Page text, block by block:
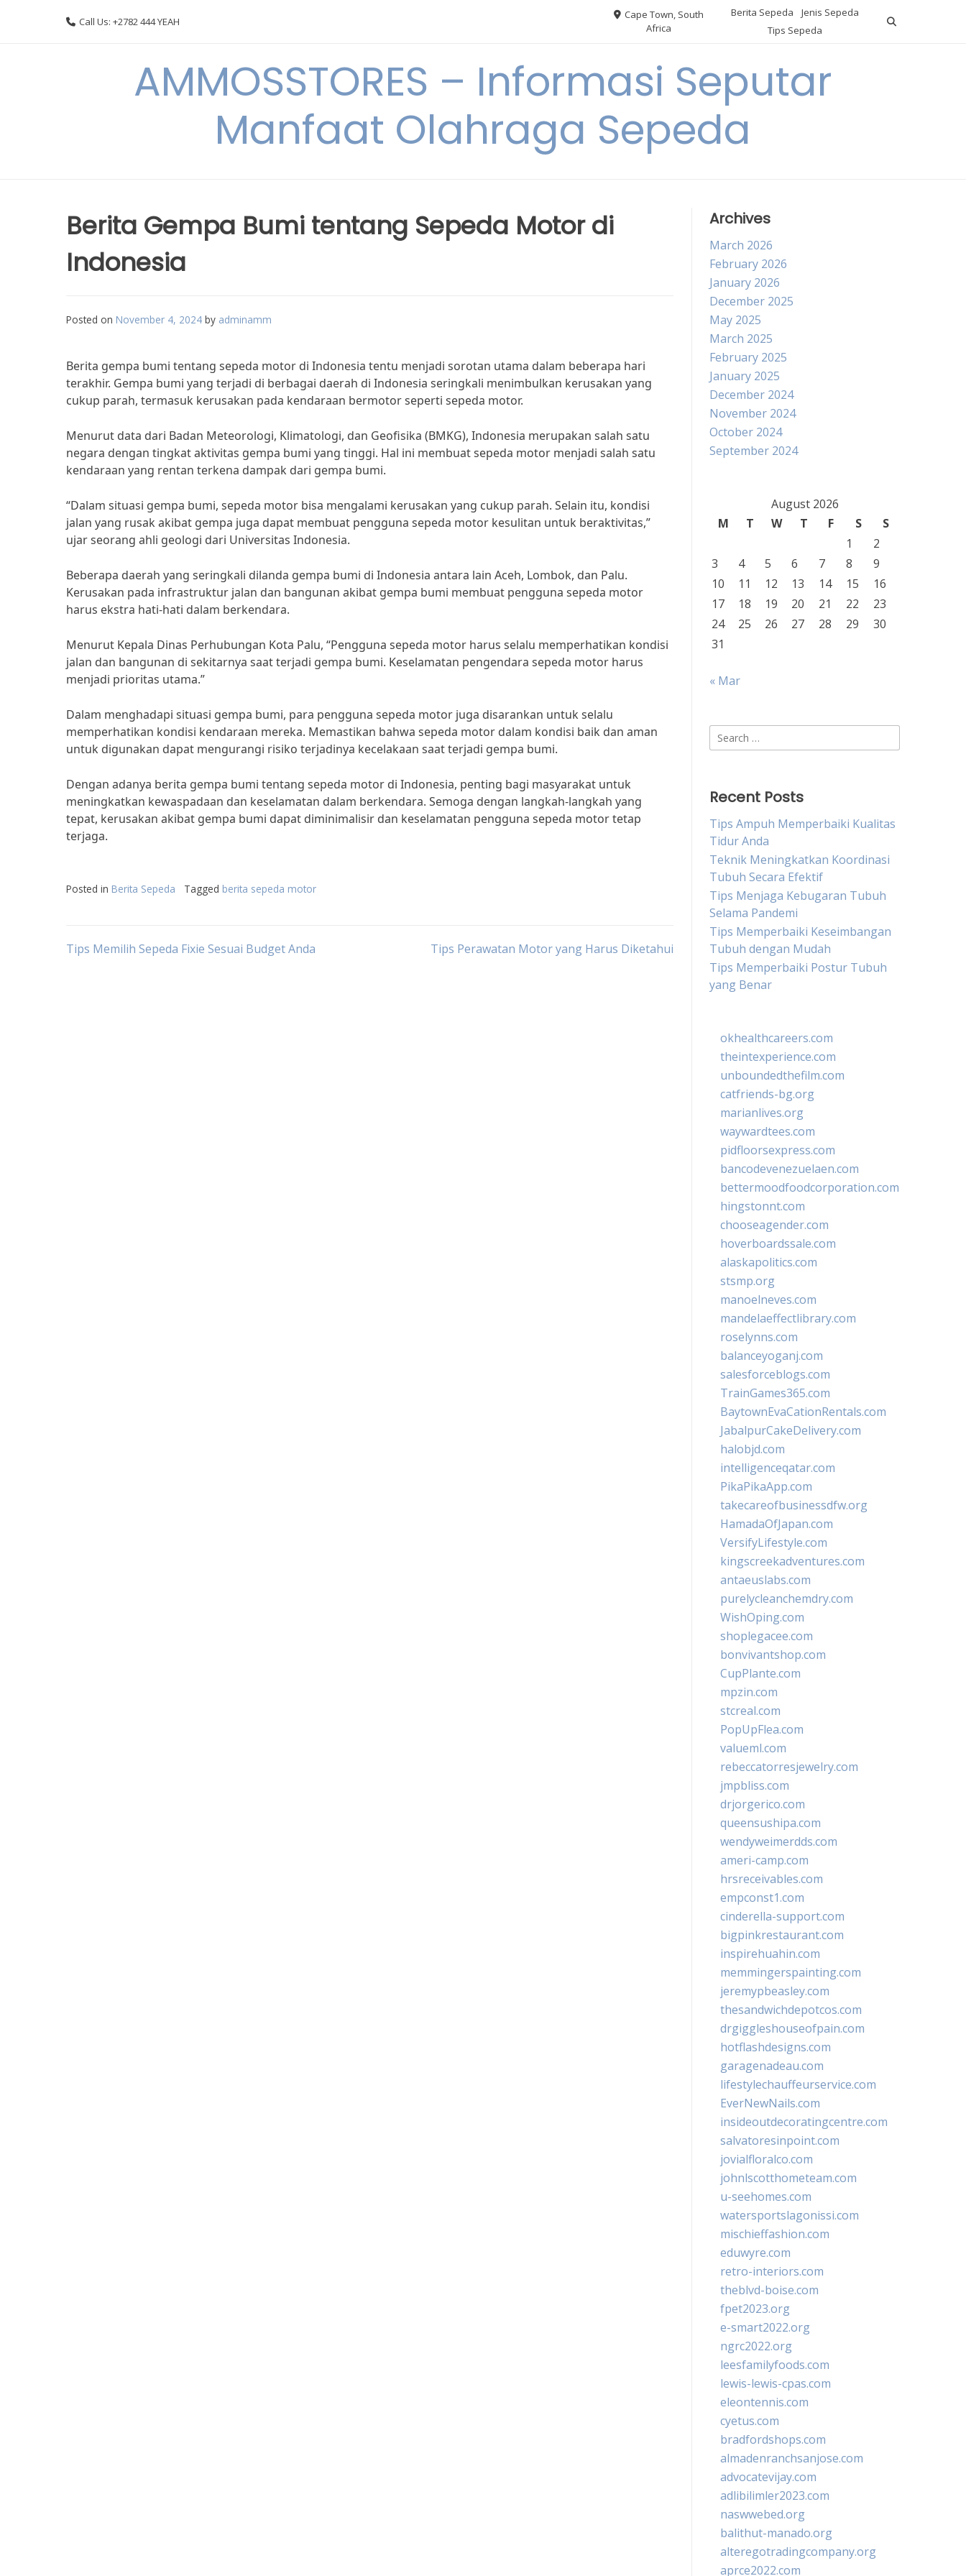
Call Us: +2782 444 YEAH
Cape Town, South
Africa
Berita Sepeda
Jenis Sepeda
Tips Sepeda
AMMOSSTORES – Informasi Seputar
Manfaat Olahraga Sepeda
Berita Gempa Bumi tentang Sepeda Motor di
Indonesia
Posted on November 4, 2024 by adminamm
Berita gempa bumi tentang sepeda motor di Indonesia tentu menjadi sorotan utama dalam beberapa hari
terakhir. Gempa bumi yang terjadi di berbagai daerah di Indonesia seringkali menimbulkan kerusakan yang
cukup parah, termasuk kerusakan pada kendaraan bermotor seperti sepeda motor.
Menurut data dari Badan Meteorologi, Klimatologi, dan Geofisika (BMKG), Indonesia merupakan salah satu
negara dengan tingkat aktivitas gempa bumi yang tinggi. Hal ini membuat sepeda motor menjadi salah satu
kendaraan yang rentan terkena dampak dari gempa bumi.
“Dalam situasi gempa bumi, sepeda motor bisa mengalami kerusakan yang cukup parah. Selain itu, kondisi
jalan yang rusak akibat gempa juga dapat membuat pengguna sepeda motor kesulitan untuk beraktivitas,”
ujar seorang ahli geologi dari Universitas Indonesia.
Beberapa daerah yang seringkali dilanda gempa bumi di Indonesia antara lain Aceh, Lombok, dan Palu.
Kerusakan pada infrastruktur jalan dan bangunan akibat gempa bumi membuat pengguna sepeda motor
harus ekstra hati-hati dalam berkendara.
Menurut Kepala Dinas Perhubungan Kota Palu, “Pengguna sepeda motor harus selalu memperhatikan kondisi
jalan dan bangunan di sekitarnya saat terjadi gempa bumi. Keselamatan pengendara sepeda motor harus
menjadi prioritas utama.”
Dalam menghadapi situasi gempa bumi, para pengguna sepeda motor juga disarankan untuk selalu
memperhatikan kondisi kendaraan mereka. Memastikan bahwa sepeda motor dalam kondisi baik dan aman
untuk digunakan dapat mengurangi risiko terjadinya kecelakaan saat terjadi gempa bumi.
Dengan adanya berita gempa bumi tentang sepeda motor di Indonesia, penting bagi masyarakat untuk
meningkatkan kewaspadaan dan keselamatan dalam berkendara. Semoga dengan langkah-langkah yang
tepat, kerusakan akibat gempa bumi dapat diminimalisir dan keselamatan pengguna sepeda motor tetap
terjaga.
Posted in Berita Sepeda Tagged berita sepeda motor
Post
Tips Memilih Sepeda Fixie Sesuai Budget Anda Tips Perawatan Motor yang Harus Diketahui
Archives
March 2026
February 2026
January 2026
December 2025
May 2025
March 2025
February 2025
January 2025
December 2024
November 2024
October 2024
September 2024
August 2026
M
T W T F S
S
1
2
3
4 5 6 7 8
9
10
11 12 13 14 15
16
17
18 19 20 21 22
23
24
25 26 27 28 29
30
31
« Mar
Search
for:
Recent Posts
Tips Ampuh Memperbaiki Kualitas
Tidur Anda
Teknik Meningkatkan Koordinasi
Tubuh Secara Efektif
Tips Menjaga Kebugaran Tubuh
Selama Pandemi
Tips Memperbaiki Keseimbangan
Tubuh dengan Mudah
Tips Memperbaiki Postur Tubuh
yang Benar
okhealthcareers.com
theintexperience.com
unboundedthefilm.com
catfriends-bg.org
marianlives.org
waywardtees.com
pidfloorsexpress.com
bancodevenezuelaen.com
bettermoodfoodcorporation.com
hingstonnt.com
chooseagender.com
hoverboardssale.com
alaskapolitics.com
stsmp.org
manoelneves.com
mandelaeffectlibrary.com
roselynns.com
balanceyoganj.com
salesforceblogs.com
TrainGames365.com
BaytownEvaCationRentals.com
JabalpurCakeDelivery.com
halobjd.com
intelligenceqatar.com
PikaPikaApp.com
takecareofbusinessdfw.org
HamadaOfJapan.com
VersifyLifestyle.com
kingscreekadventures.com
antaeuslabs.com
purelycleanchemdry.com
WishOping.com
shoplegacee.com
bonvivantshop.com
CupPlante.com
mpzin.com
stcreal.com
PopUpFlea.com
valueml.com
rebeccatorresjewelry.com
jmpbliss.com
drjorgerico.com
queensushipa.com
wendyweimerdds.com
ameri-camp.com
hrsreceivables.com
empconst1.com
cinderella-support.com
bigpinkrestaurant.com
inspirehuahin.com
memmingerspainting.com
jeremypbeasley.com
thesandwichdepotcos.com
drgiggleshouseofpain.com
hotflashdesigns.com
garagenadeau.com
lifestylechauffeurservice.com
EverNewNails.com
insideoutdecoratingcentre.com
salvatoresinpoint.com
jovialfloralco.com
johnlscotthometeam.com
u-seehomes.com
watersportslagonissi.com
mischieffashion.com
eduwyre.com
retro-interiors.com
theblvd-boise.com
fpet2023.org
e-smart2022.org
ngrc2022.org
leesfamilyfoods.com
lewis-lewis-cpas.com
eleontennis.com
cyetus.com
bradfordshops.com
almadenranchsanjose.com
advocatevijay.com
adlibilimler2023.com
naswwebed.org
balithut-manado.org
alteregotradingcompany.org
aprce2022.com